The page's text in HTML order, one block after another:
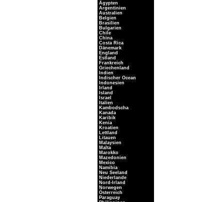
Ägypten
Argentinien
Australien
Belgien
Brasilien
Bulgarien
Chile
China
Costa Rica
Dänemark
England
Estland
Frankreich
Griechenland
Indien
Indischer Ocean
Indonesien
Irland
Island
Israel
Italien
Kambodscha
Kanada
Karibik
Kenia
Kroatien
Lettland
Litauen
Malaysien
Malta
Marokko
Mazedonien
Mexico
Namibia
Neu Seeland
Niederlande
Nord-Irland
Norwegen
Österreich
Paraguay